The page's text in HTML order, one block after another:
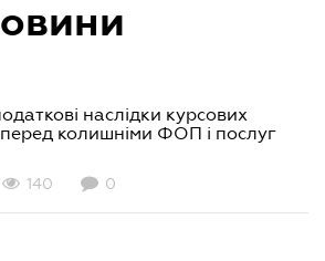
наслідки курсових
перед колишніми ФОП і послуг
140 0